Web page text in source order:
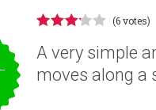
(6 votes)
A very simple
moves along a